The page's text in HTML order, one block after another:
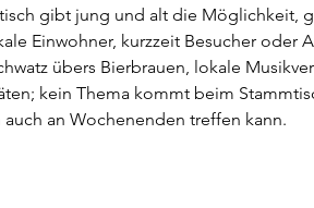
gibt jung und alt die Möglichkeit,
Einwohner, kurzzeit Besucher oder
übers Bierbrauen, lokale
kein Thema kommt beim
an Wochenenden treffen kann.